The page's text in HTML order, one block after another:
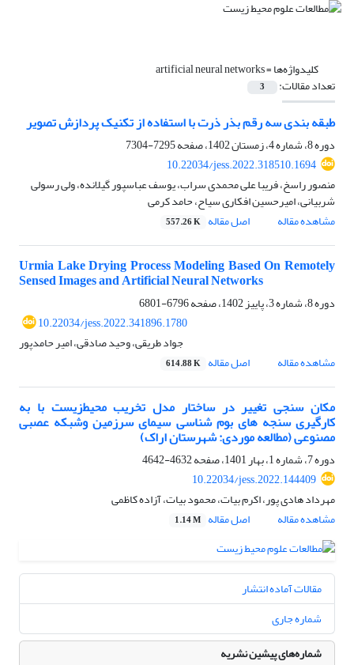
کلیدواژه‌ها =artificial neural networks
تعداد مقالات: 3
طبقه بندی سه رقم بذر ذرت با استفاده از تکنیک پردازش تصویر
دوره 8، شماره 4، زمستان 1402، صفحه
7295-7304
10.22034/jess.2022.318510.1694
منصور راسخ، فریبا علی محمدی سراب، یوسف عباسپور گیلانده، ولی رسولی
شربیانی، امیرحسین افکاری سیاح، حامد کرمی
مشاهده مقاله
اصل مقاله 557.26 K
Urmia Lake Drying Process Modeling Based On Remotely
Sensed Images and Artificial Neural Networks
دوره 8، شماره 3، پاییز 1402، صفحه
6796-6801
10.22034/jess.2022.341896.1780
جواد طریقی، وحید صادقی، امیر حامدپور
مشاهده مقاله
اصل مقاله 614.88 K
مکان سنجی تغییر در ساختار مدل تخریب محیط‌زیست با به
کارگیری سنجه های بوم شناسی سیمای سرزمین وشبکه عصبی
مصنوعی (مطالعه موردی: شهرستان اراک)
دوره 7، شماره 1، بهار 1401، صفحه
4632-4642
10.22034/jess.2022.144409
مهرداد هادی پور، اکرم بیات، محمود بیات، آزاده کاظمی
مشاهده مقاله
اصل مقاله 1.14 M
مقالات آماده انتشار
شماره جاری
شماره‌های پیشین نشریه